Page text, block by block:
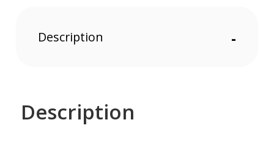
Description -
Description